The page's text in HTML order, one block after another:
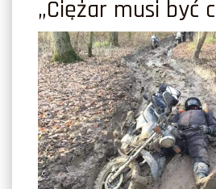
„Ciężar musi być